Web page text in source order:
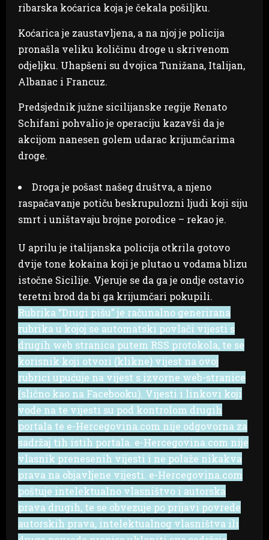
ribarska koćarica koja je čekala pošiljku.
Koćarica je zaustavljena, a na njoj je policija
pronašla veliku količinu droge u skrivenom
odjeljku. Uhapšeni su dvojica Tunižana, Italijan,
Albanac i Francuz.
Predsjednik južne sicilijanske regije Renato
Schifani pohvalio je operaciju kazavši da je
akcijom nanesen golem udarac krijumčarima
droge.
Droga je pošast našeg društva, a njeno
raspačavanje potiču beskrupulozni ljudi koji siju
smrt i uništavaju brojne porodice – rekao je.
U aprilu je italijanska policija otkrila gotovo
dvije tone kokaina koji je plutao u vodama blizu
istočne Sicilije. Vjeruje se da ga je ondje ostavio
teretni brod da bi ga krijumčari pokupili.
Rubrika “Drugi pišu” je računalno generirana
rubrika u kojoj se automatski povlači vijesti s
drugih web stranica putem RSS protokola, te se
korisnik koji otvori (klikne) vijest na ovoj
rubrici upućuje na vijest s izvorne web-stranice
(slično kao na Facebooku). Vijesti i linkovi koji
vode na te vijesti su pod kontrolom drugih
portala te e-Hercegovina.com nije odgovorna za
sadržaj tih istih portala. e-Hercegovina.com nije
vlasnik prenesenih vijesti i ne polaže nikakva
prava na objavljene vijesti. e-Hercegovina.com
poštuje intelektualno vlasništvo i autorska
prava drugih, te se obvezuje po prijavi povrede
autorskih prava, intelektualnog vlasništva ili